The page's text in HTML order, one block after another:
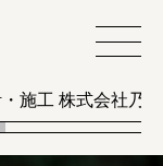
施工 株式会社乃